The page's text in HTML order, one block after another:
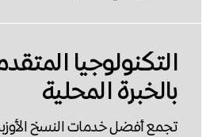
التكنولوجيا
بالخبرة المحلية
تجمع أفضل خدمات النسخ